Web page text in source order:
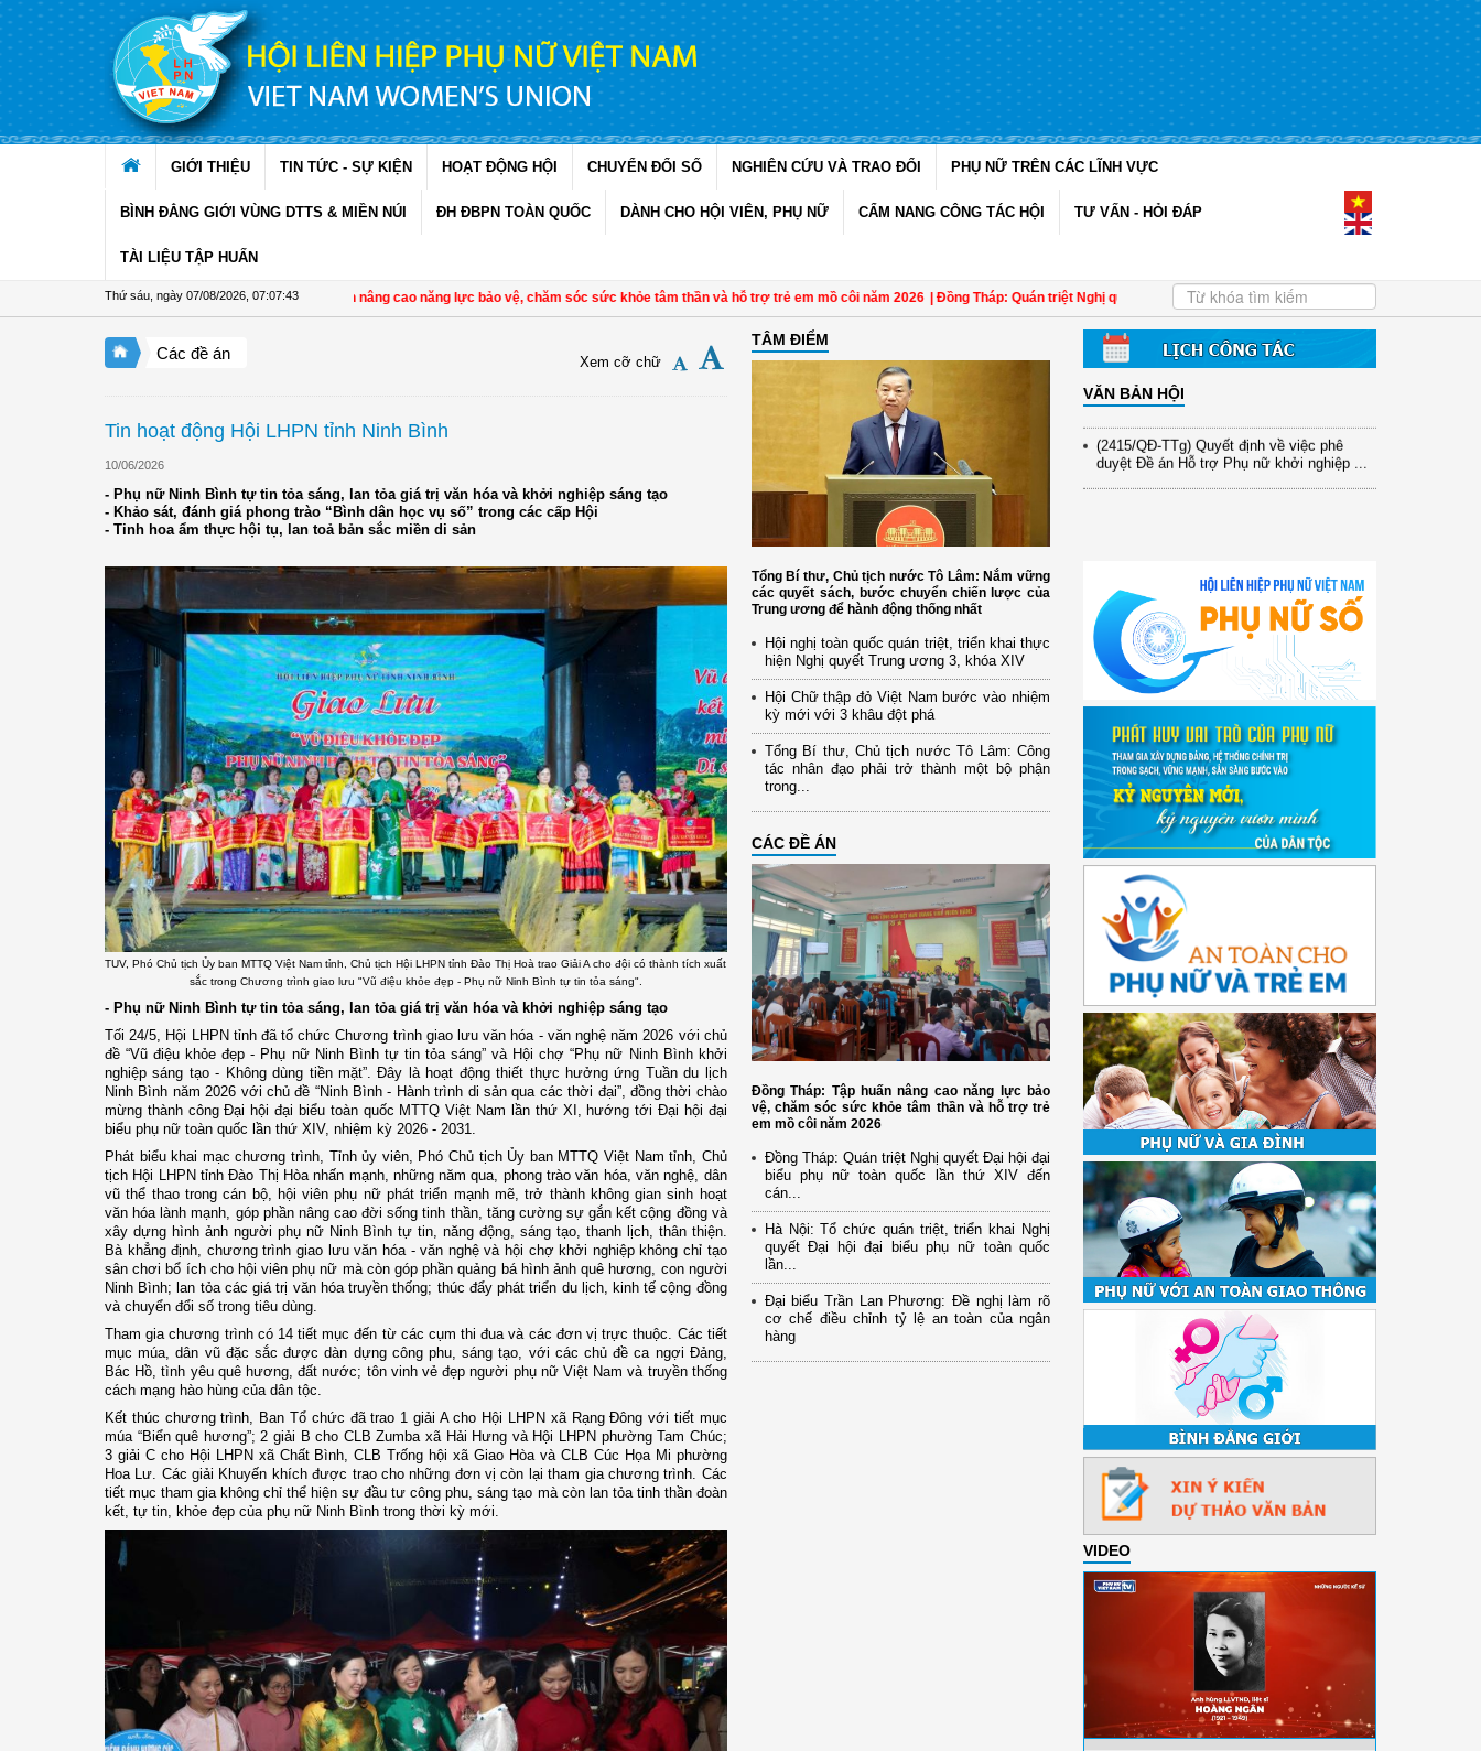
Truy cập nội dung luôn
GIỚI THIỆU TIN TỨC - SỰ KIỆN HOẠT ĐỘNG HỘI CHUYỂN ĐỔI SỐ NGHIÊN CỨU VÀ TRAO ĐỔI PHỤ NỮ TRÊN CÁC LĨNH VỰC
BÌNH ĐẲNG GIỚI VÙNG DTTS & MIỀN NÚI ĐH ĐBPN TOÀN QUỐC DÀNH CHO HỘI VIÊN, PHỤ NỮ CẨM NANG CÔNG TÁC HỘI TƯ VẤN - HỎI ĐÁP
TÀI LIỆU TẬP HUẤN
Thứ sáu, ngày 07/08/2026 07:07:44
Đồng Tháp: Tập huấn nâng cao năng lực bảo vệ, chăm sóc sức khỏe tâm thần và hỗ trợ trẻ em mồ côi năm 2026 | Đồng Tháp: Quán triệt Nghị quyết Đại hội đại biểu phụ nữ toàn quốc lần thứ XIV đến cán bộ Hội
Các đề án Xem cỡ chữ
Tin hoạt động Hội LHPN tỉnh Ninh Bình
10/06/2026
- Phụ nữ Ninh Bình tự tin tỏa sáng, lan tỏa giá trị văn hóa và khởi nghiệp sáng tạo
- Khảo sát, đánh giá phong trào “Bình dân học vụ số” trong các cấp Hội
- Tinh hoa ẩm thực hội tụ, lan toả bản sắc miền di sản
TUV, Phó Chủ tịch Ủy ban MTTQ Việt Nam tỉnh, Chủ tịch Hội LHPN tỉnh Đào Thị Hoà trao Giải A cho đội có thành tích xuất
sắc trong Chương trình giao lưu "Vũ điệu khỏe đẹp - Phụ nữ Ninh Bình tự tin tỏa sáng".
- Phụ nữ Ninh Bình tự tin tỏa sáng, lan tỏa giá trị văn hóa và khởi nghiệp sáng tạo
Tối 24/5, Hội LHPN tỉnh đã tổ chức Chương trình giao lưu văn hóa - văn nghệ năm 2026 với chủ
đề “Vũ điệu khỏe đẹp - Phụ nữ Ninh Bình tự tin tỏa sáng” và Hội chợ “Phụ nữ Ninh Bình khởi
nghiệp sáng tạo - Không dùng tiền mặt”. Đây là hoạt động thiết thực hưởng ứng Tuần du lịch
Ninh Bình năm 2026 với chủ đề “Ninh Bình - Hành trình di sản qua các thời đại”, đồng thời chào
mừng thành công Đại hội đại biểu toàn quốc MTTQ Việt Nam lần thứ XI, hướng tới Đại hội đại
biểu phụ nữ toàn quốc lần thứ XIV, nhiệm kỳ 2026 - 2031.
Phát biểu khai mạc chương trình, Tỉnh ủy viên, Phó Chủ tịch Ủy ban MTTQ Việt Nam tỉnh, Chủ
tịch Hội LHPN tỉnh Đào Thị Hòa nhấn mạnh, những năm qua, phong trào văn hóa, văn nghệ, dân
vũ thể thao trong cán bộ, hội viên phụ nữ phát triển mạnh mẽ, trở thành không gian sinh hoạt
văn hóa lành mạnh, góp phần nâng cao đời sống tinh thần, tăng cường sự gắn kết cộng đồng và
xây dựng hình ảnh người phụ nữ Ninh Bình tự tin, năng động, sáng tạo, thanh lịch, thân thiện.
Bà khẳng định, chương trình giao lưu văn hóa - văn nghệ và hội chợ khởi nghiệp không chỉ tạo
sân chơi bổ ích cho hội viên phụ nữ mà còn góp phần quảng bá hình ảnh quê hương, con người
Ninh Bình; lan tỏa các giá trị văn hóa truyền thống; thúc đẩy phát triển du lịch, kinh tế cộng đồng
và chuyển đổi số trong tiêu dùng.
Tham gia chương trình có 14 tiết mục đến từ các cụm thi đua và các đơn vị trực thuộc. Các tiết
mục múa, dân vũ đặc sắc được dàn dựng công phu, sáng tạo, với các chủ đề ca ngợi Đảng,
Bác Hồ, tình yêu quê hương, đất nước; tôn vinh vẻ đẹp người phụ nữ Việt Nam và truyền thống
cách mạng hào hùng của dân tộc.
Kết thúc chương trình, Ban Tổ chức đã trao 1 giải A cho Hội LHPN xã Rạng Đông với tiết mục
múa “Biển quê hương”; 2 giải B cho CLB Zumba xã Hải Hưng và Hội LHPN phường Tam Chúc;
3 giải C cho Hội LHPN xã Chất Bình, CLB Trống hội xã Giao Hòa và CLB Cúc Họa Mi phường
Hoa Lư. Các giải Khuyến khích được trao cho những đơn vị còn lại tham gia chương trình. Các
tiết mục tham gia không chỉ thể hiện sự đầu tư công phu, sáng tạo mà còn lan tỏa tinh thần đoàn
kết, tự tin, khỏe đẹp của phụ nữ Ninh Bình trong thời kỳ mới.
TÂM ĐIỂM
Tổng Bí thư, Chủ tịch nước Tô Lâm: Nắm vững
các quyết sách, bước chuyển chiến lược của
Trung ương để hành động thống nhất
Hội nghị toàn quốc quán triệt, triển khai thực
hiện Nghị quyết Trung ương 3, khóa XIV
Hội Chữ thập đỏ Việt Nam bước vào nhiệm
kỳ mới với 3 khâu đột phá
Tổng Bí thư, Chủ tịch nước Tô Lâm: Công
tác nhân đạo phải trở thành một bộ phận
trong...
CÁC ĐỀ ÁN
Đồng Tháp: Tập huấn nâng cao năng lực bảo
vệ, chăm sóc sức khỏe tâm thần và hỗ trợ trẻ
em mồ côi năm 2026
Đồng Tháp: Quán triệt Nghị quyết Đại hội đại
biểu phụ nữ toàn quốc lần thứ XIV đến
cán...
Hà Nội: Tổ chức quán triệt, triển khai Nghị
quyết Đại hội đại biểu phụ nữ toàn quốc
lần...
Đại biểu Trần Lan Phương: Đề nghị làm rõ
cơ chế điều chỉnh tỷ lệ an toàn của ngân
hàng
VĂN BẢN HỘI
(12/TB-HĐKH) V/v đăng ký, đề xuất nhiệm
(898/KH/ĐCT) Kế hoạch thực hiện Quyết
Chương trình mục tiêu quốc gia xây dựng
...
(891/KH-ĐCT) Kế hoạch thực hiện Nghị
quyết số 72-NQ/TW ngày 9/9/2025 của Bộ
...
duyệt Đề án Hỗ trợ Phụ nữ khởi nghiệp ...
VIDEO